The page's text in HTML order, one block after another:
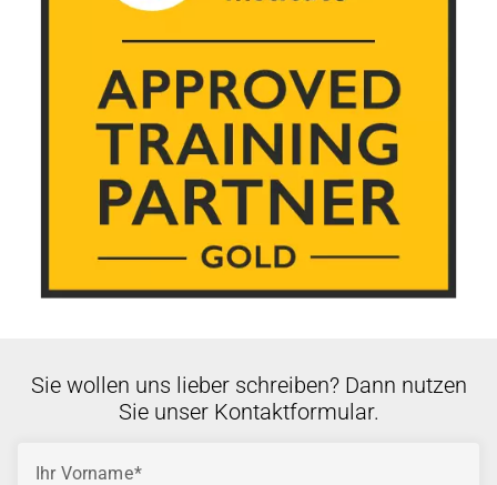
Sie wollen uns lieber schreiben? Dann nutzen
Sie unser Kontaktformular.
Ihr Vorname